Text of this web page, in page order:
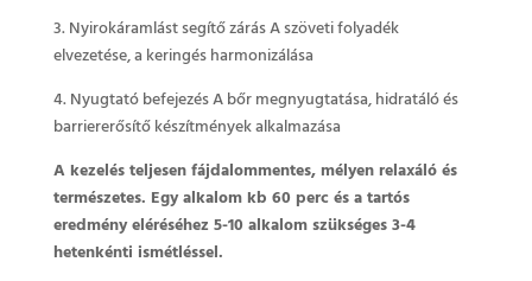
3. Nyirokáramlást segítő zárás A szöveti folyadék
elvezetése, a keringés harmonizálása
4. Nyugtató befejezés A bőr megnyugtatása, hidratáló és
barriererősítő készítmények alkalmazása
A kezelés teljesen fájdalommentes, mélyen relaxáló és
természetes. Egy alkalom kb 60 perc és a tartós
eredmény eléréséhez 5-10 alkalom szükséges 3-4
hetenkénti ismétléssel.